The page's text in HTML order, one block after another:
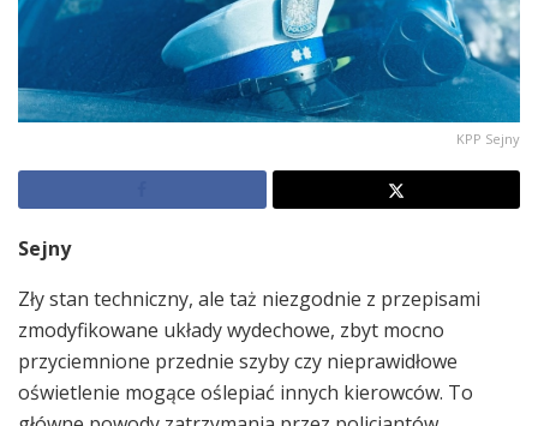
KPP Sejny
Sejny
Zły stan techniczny, ale taż niezgodnie z przepisami
zmodyfikowane układy wydechowe, zbyt mocno
przyciemnione przednie szyby czy nieprawidłowe
oświetlenie mogące oślepiać innych kierowców. To